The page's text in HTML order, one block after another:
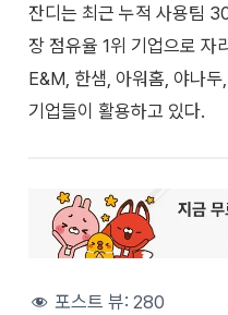
잔디는 최근 누적 사용팀
장 점유율 1위 기업으로
E&M, 한샘, 아워홈, 야나
기업들이 활용하고 있다.
포스트 뷰:280